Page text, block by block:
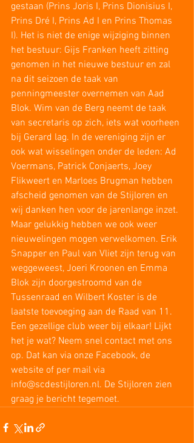
gestaan (Prins Joris I, Prins Dionisius I,
Prins Dré I, Prins Ad I en Prins Thomas
I). Het is niet de enige wijziging binnen
het bestuur: Gijs Franken heeft zitting
genomen in het nieuwe bestuur en zal
na dit seizoen de taak van
penningmeester overnemen van Aad
Blok. Wim van de Berg neemt de taak
van secretaris op zich, iets wat voorheen
bij Gerard lag. In de vereniging zijn er
ook wat wisselingen onder de leden: Ad
Voermans, Patrick Conjaerts, Joey
Flikweert en Marloes Brugman hebben
afscheid genomen van de Stijloren en
wij danken hen voor de jarenlange inzet.
Maar gelukkig hebben we ook weer
nieuwelingen mogen verwelkomen. Erik
Snapper en Paul van Vliet zijn terug van
weggeweest, Joeri Kroonen en Emma
Blok zijn doorgestroomd van de
Tussenraad en Wilbert Koster is de
laatste toevoeging aan de Raad van 11.
Een gezellige club weer bij elkaar! Lijkt
het je wat? Neem snel contact met ons
op. Dat kan via onze Facebook, de
website of per mail via
info@scdestijloren.nl. De Stijloren zien
graag je bericht tegemoet.